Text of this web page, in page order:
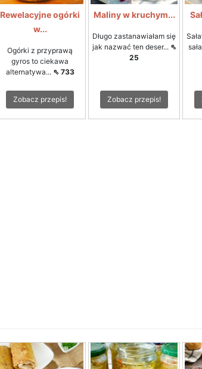
Rewelacyjne ogórki
w...
Ogórki z przyprawą
gyros to ciekawa
alternatywa... ⇖ 733
Zobacz przepis!
Maliny w kruchym...
Długo zastanawiałam się
jak nazwać ten deser... ⇖
25
Zobacz przepis!